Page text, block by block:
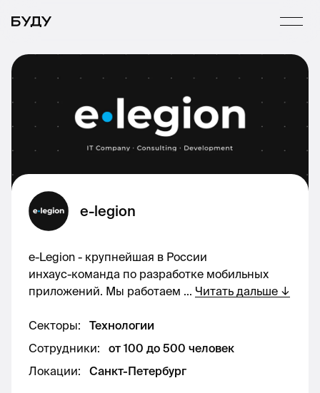
e-legion
e-Legion - крупнейшая в России
инхаус-команда по разработке мобильных
приложений. Мы работаем ... Читать дальше ↓
Секторы:
Технологии
Сотрудники:
от 100 до 500 человек
Локации: Санкт-Петербург